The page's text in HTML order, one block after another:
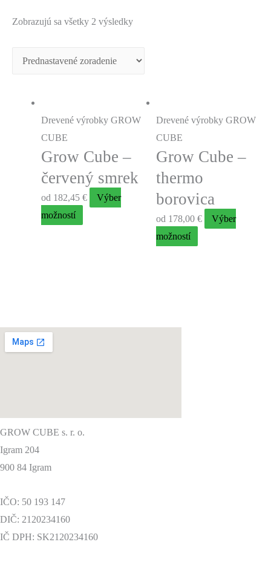
Zobrazujú sa všetky 2 výsledky
Drevené výrobky GROW
CUBE
Grow Cube –
červený smrek
od 182,45 €
Výber
možností
Drevené výrobky GROW
CUBE
Grow Cube –
thermo
borovica
od 178,00 €
Výber
možností
GROW CUBE s. r. o.
Igram 204
900 84 Igram
IČO: 50 193 147
DIČ: 2120234160
IČ DPH: SK2120234160